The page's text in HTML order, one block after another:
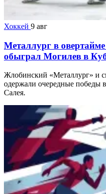
Хоккей 9 авг
Металлург в
обыграл Могилев в
Жлобинский «Металлург» и
одержали очередные победы
Салея.